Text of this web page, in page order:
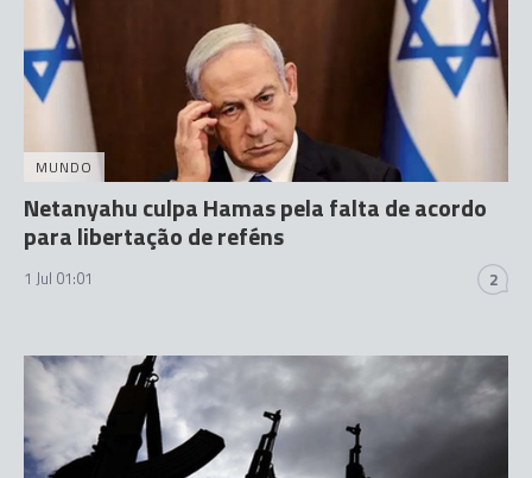
MUNDO
Netanyahu culpa Hamas pela falta de acordo
para libertação de reféns
1 Jul 01:01 2